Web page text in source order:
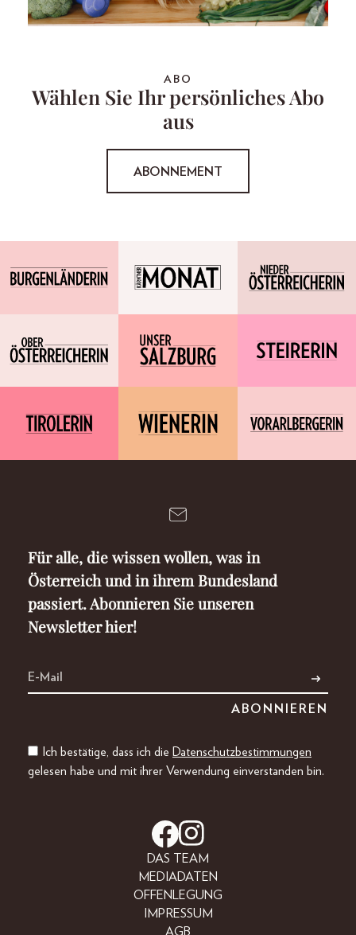
ABO
Wählen Sie Ihr persönliches Abo
aus
ABONNEMENT
Für alle, die wissen wollen, was in
Österreich und in ihrem Bundesland
passiert. Abonnieren Sie unseren
Newsletter hier!
Ich bestätige, dass ich die Datenschutzbestimmungen
gelesen habe und mit ihrer Verwendung einverstanden bin.
DAS TEAM
MEDIADATEN
OFFENLEGUNG
IMPRESSUM
AGB